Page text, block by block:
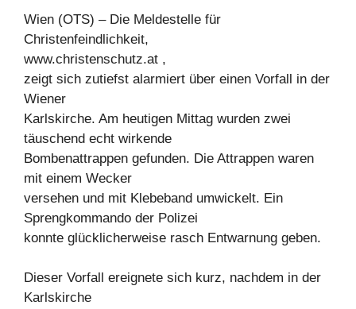
Wien (OTS) – Die Meldestelle für
Christenfeindlichkeit,
www.christenschutz.at ,
zeigt sich zutiefst alarmiert über einen Vorfall in der
Wiener
Karlskirche. Am heutigen Mittag wurden zwei
täuschend echt wirkende
Bombenattrappen gefunden. Die Attrappen waren
mit einem Wecker
versehen und mit Klebeband umwickelt. Ein
Sprengkommando der Polizei
konnte glücklicherweise rasch Entwarnung geben.
Dieser Vorfall ereignete sich kurz, nachdem in der
Karlskirche